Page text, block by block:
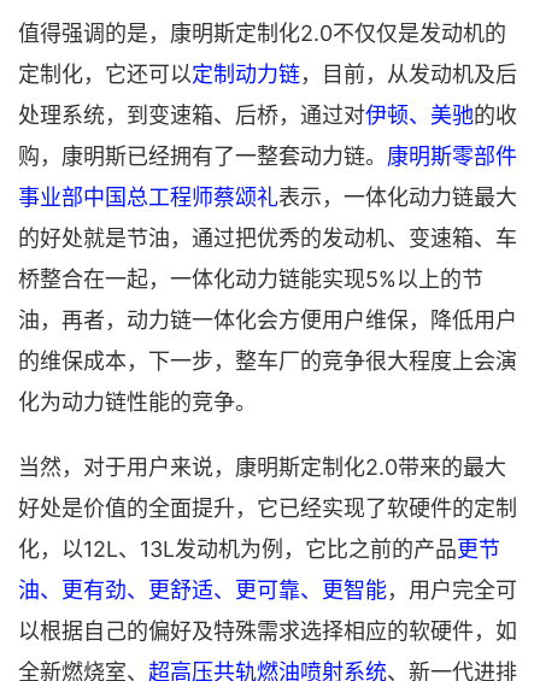
值得强调的是，康明斯定制化2.0不仅仅是发动机的
定制化，它还可以定制动力链，目前，从发动机及后
处理系统，到变速箱、后桥，通过对伊顿、美驰的收
购，康明斯已经拥有了一整套动力链。 康明斯零部件
事业部中国总工程师蔡颂礼表示，一体化动力链最大
的好处就是节油，通过把优秀的发动机、变速箱、车
桥整合在一起，一体化动力链能实现5%以上的节
油，再者，动力链一体化会方便用户维保，降低用户
的维保成本，下一步，整车厂的竞争很大程度上会演
化为动力链性能的竞争。
当然，对于用户来说，康明斯定制化2.0带来的最大
好处是价值的全面提升，它已经实现了软硬件的定制
化，以12L、13L发动机为例，它比之前的产品更节
油、更有劲、更舒适、更可靠、更智能，用户完全可
以根据自己的偏好及特殊需求选择相应的软硬件，如
全新燃烧室、 超高压共轨燃油喷射系统、新一代进排